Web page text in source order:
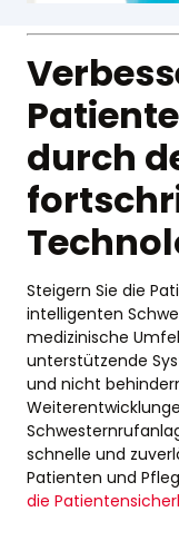
durch
Steigern Sie die
intelligenten
medizinische
unterstützende
und nicht
schnelle und
Patienten und
die